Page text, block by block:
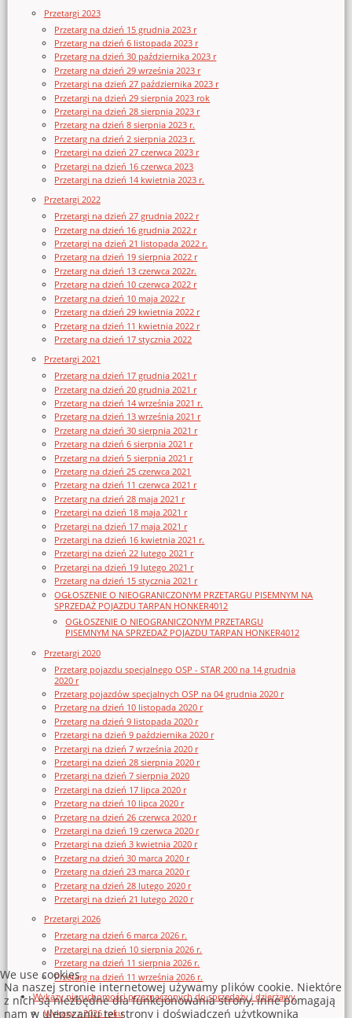
Przetargi 2023
Przetarg na dzień 15 grudnia 2023 r
Przetarg na dzień 6 listopada 2023 r
Przetarg na dzień 30 października 2023 r
Przetarg na dzień 29 września 2023 r
Przetargi na dzień 27 października 2023 r
Przetargi na dzień 29 sierpnia 2023 rok
Przetargi na dzień 28 sierpnia 2023 r
Przetarg na dzień 8 sierpnia 2023 r.
Przetarg na dzień 2 sierpnia 2023 r.
Przetargi na dzień 27 czerwca 2023 r
Przetargi na dzień 16 czerwca 2023
Przetargi na dzień 14 kwietnia 2023 r.
Przetargi 2022
Przetargi na dzień 27 grudnia 2022 r
Przetarg na dzień 16 grudnia 2022 r
Przetargi na dzień 21 listopada 2022 r.
Przetarg na dzień 19 sierpnia 2022 r
Przetarg na dzień 13 czerwca 2022r.
Przetarg na dzień 10 czerwca 2022 r
Przetarg na dzień 10 maja 2022 r
Przetarg na dzień 29 kwietnia 2022 r
Przetarg na dzień 11 kwietnia 2022 r
Przetarg na dzień 17 stycznia 2022
Przetargi 2021
Przetarg na dzień 17 grudnia 2021 r
Przetarg na dzień 20 grudnia 2021 r
Przetarg na dzień 14 września 2021 r.
Przetarg na dzień 13 września 2021 r
Przetarg na dzień 30 sierpnia 2021 r
Przetarg na dzień 6 sierpnia 2021 r
Przetarg na dzień 5 sierpnia 2021 r
Przetarg na dzień 25 czerwca 2021
Przetarg na dzień 11 czerwca 2021 r
Przetarg na dzień 28 maja 2021 r
Przetargi na dzień 18 maja 2021 r
Przetargi na dzień 17 maja 2021 r
Przetargi na dzień 16 kwietnia 2021 r.
Przetargi na dzień 22 lutego 2021 r
Przetargi na dzień 19 lutego 2021 r
Przetarg na dzień 15 stycznia 2021 r
OGŁOSZENIE O NIEOGRANICZONYM PRZETARGU PISEMNYM NA
SPRZEDAŻ POJAZDU TARPAN HONKER4012
OGŁOSZENIE O NIEOGRANICZONYM PRZETARGU
PISEMNYM NA SPRZEDAŻ POJAZDU TARPAN HONKER4012
Przetargi 2020
Przetarg pojazdu specjalnego OSP - STAR 200 na 14 grudnia
2020 r
Przetarg pojazdów specjalnych OSP na 04 grudnia 2020 r
Przetarg na dzień 10 listopada 2020 r
Przetarg na dzień 9 listopada 2020 r
Przetargi na dzień 9 października 2020 r
Przetargi na dzień 7 września 2020 r
Przetargi na dzień 28 sierpnia 2020 r
Przetargi na dzień 7 sierpnia 2020
Przetargi na dzień 17 lipca 2020 r
Przetarg na dzień 10 lipca 2020 r
Przetarg na dzień 26 czerwca 2020 r
Przetargi na dzień 19 czerwca 2020 r
Przetargi na dzień 3 kwietnia 2020 r
Przetarg na dzień 30 marca 2020 r
Przetarg na dzień 23 marca 2020 r
Przetarg na dzień 28 lutego 2020 r
Przetargi na dzień 21 lutego 2020 r
Przetargi 2026
Przetarg na dzień 6 marca 2026 r.
Przetargi na dzień 10 sierpnia 2026 r.
Przetarg na dzień 11 sierpnia 2026 r.
Przetarg na dzień 11 września 2026 r.
Wykazy nieruchomości przeznaczonych do sprzedaży i dzierżawy
Wykazy z 2026 roku
We use cookies
Na naszej stronie internetowej używamy plików cookie. Niektóre
z nich są niezbędne dla funkcjonowania strony, inne pomagają
nam w ulepszaniu tej strony i doświadczeń użytkownika